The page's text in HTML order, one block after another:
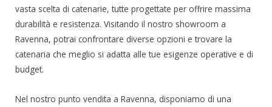
vasta scelta di catenarie, tutte progettate per offrire massima
durabilità e resistenza. Visitando il nostro showroom a
Ravenna, potrai confrontare diverse opzioni e trovare la
catenaria che meglio si adatta alle tue esigenze operative e di
budget.
Nel nostro punto vendita a Ravenna, disponiamo di una